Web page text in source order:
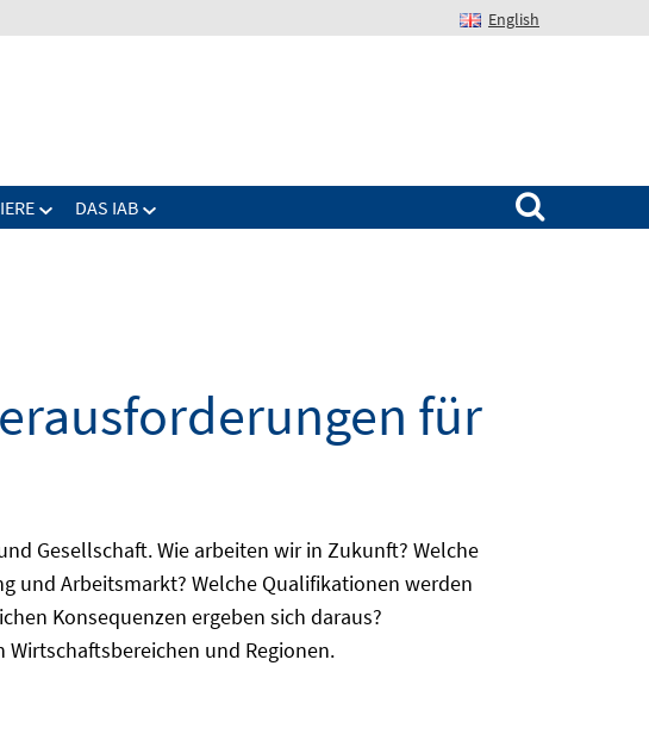
English
DAS IAB
Suchen nach:
für
Gesellschaft. Wie arbeiten wir in Zukunft? Welche
und Arbeitsmarkt? Welche Qualifikationen werden
Konsequenzen ergeben sich daraus?
und Regionen.